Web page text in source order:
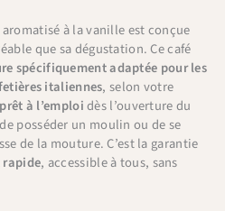
à la vanille est conçue
que sa dégustation. Ce café
spécifiquement adaptée pour les
italiennes, selon votre
prêt à l’emploidès l’ouverture du
posséder un moulin ou de se
de la mouture. C’est la garantie
, accessible à tous, sans